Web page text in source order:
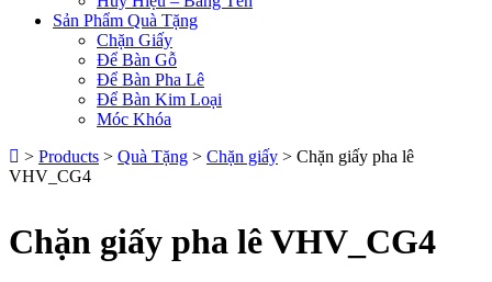
Sản Phẩm Quà Tặng
Chặn Giấy
Để Bàn Gỗ
Để Bàn Pha Lê
Để Bàn Kim Loại
Móc Khóa
> Products > Quà Tặng > Chặn giấy > Chặn giấy pha lê
VHV_CG4
Chặn giấy pha lê VHV_CG4